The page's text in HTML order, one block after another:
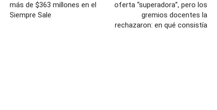
más de $363 millones en el
Siempre Sale
oferta “superadora”, pero los
gremios docentes la
rechazaron: en qué consistía